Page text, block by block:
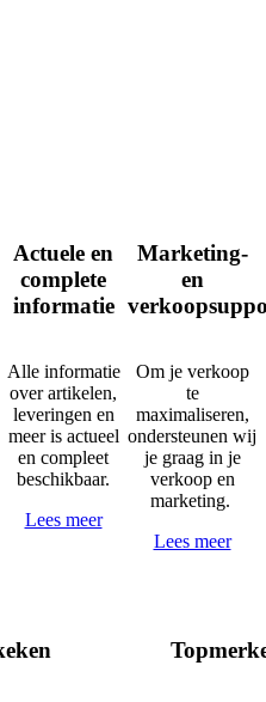
Actuele en
complete
informatie
Alle informatie
over artikelen,
leveringen en
meer is actueel
en compleet
beschikbaar.
Lees meer
Marketing-
en
Om je verkoop
te
maximaliseren,
ondersteunen wij
je graag in je
verkoop en
marketing.
Lees meer